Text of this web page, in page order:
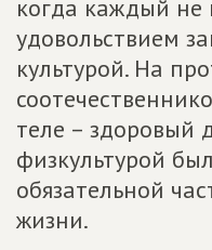
когда каждый не
удовольствием
культурой. На
теле – здоровый
физкультурой
обязательной
жизни.